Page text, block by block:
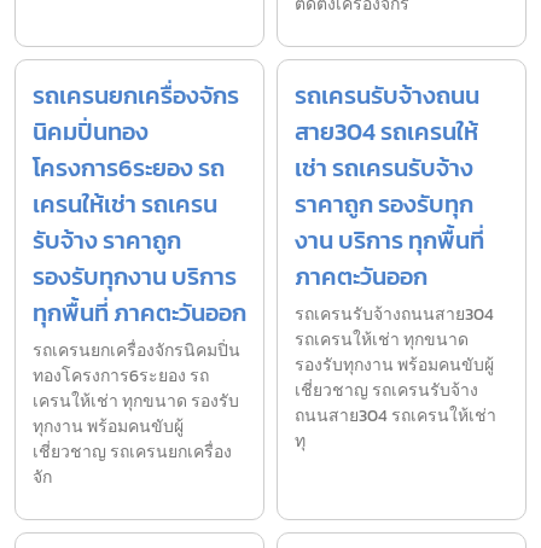
รถเครนยกเครื่องจักร
นิคมปิ่นทอง
โครงการ6ระยอง รถ
เครนให้เช่า รถเครน
รับจ้าง ราคาถูก
รองรับทุกงาน บริการ
ทุกพื้นที่ ภาคตะวันออก
รถเครนยกเครื่องจักรนิคมปิ่น
ทองโครงการ6ระยอง รถ
เครนให้เช่า ทุกขนาด รองรับ
ทุกงาน พร้อมคนขับผู้
เชี่ยวชาญ รถเครนยกเครื่อง
จัก
รถเครนรับจ้างถนน
สาย304 รถเครนให้
เช่า รถเครนรับจ้าง
ราคาถูก รองรับทุก
งาน บริการ ทุกพื้นที่
ภาคตะวันออก
รถเครนรับจ้างถนนสาย304
รถเครนให้เช่า ทุกขนาด
รองรับทุกงาน พร้อมคนขับผู้
เชี่ยวชาญ รถเครนรับจ้าง
ถนนสาย304 รถเครนให้เช่า
ทุ